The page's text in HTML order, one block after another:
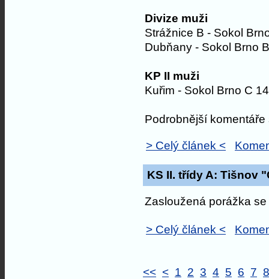
Divize muži
Strážnice B - Sokol
Dubňany - Sokol Brno
KP II muži
Kuřim - Sokol Brno C
Podrobnější komentáře
> Celý článek <
KS II. třídy A: Tišnov
Zasloužená porážka
> Celý článek <
<< < 1 2 3 4 5 6 7 8